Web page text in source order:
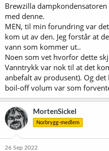
Brewzilla
med denne.
MEN, til min forundring var
kom ut av den. Jeg forstår at
vann som kommer ut..
Noen som vet hvorfor dette
Vanntrykk var nok til at det
anbefalt av produsent). Og
boil-off volum var som
MortenSickel
Norbrygg-medlem
26 Sep 2022